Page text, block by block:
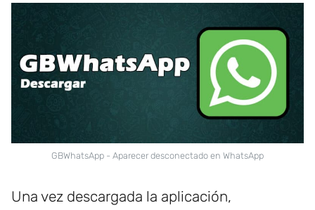
GBWhatsApp - Aparecer desconectado en WhatsApp
Una vez descargada la aplicación,